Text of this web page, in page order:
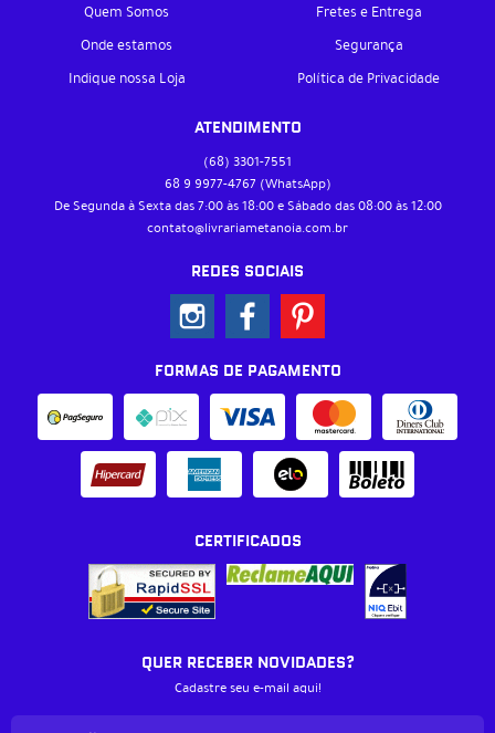
Quem Somos
Onde estamos
Indique nossa Loja
Fretes e Entrega
Segurança
Política de Privacidade
ATENDIMENTO
(68) 3301-7551
68 9 9977-4767 (WhatsApp)
De Segunda à Sexta das 7:00 às 18:00 e Sábado das 08:00 às 12:00
contato@livrariametanoia.com.br
REDES SOCIAIS
FORMAS DE PAGAMENTO
CERTIFICADOS
QUER RECEBER NOVIDADES?
Cadastre seu e-mail aqui!